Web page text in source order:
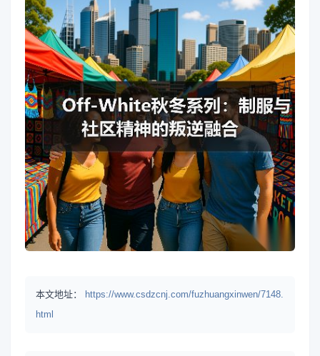
本文地址：
https://www.csdzcnj.com/fuzhuangxinwen/7148.
html